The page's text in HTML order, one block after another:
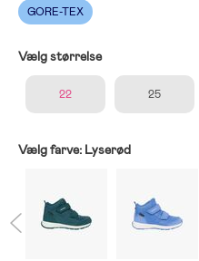
GORE-TEX
Vælg størrelse
22 25
Vælg farve: Lyserød